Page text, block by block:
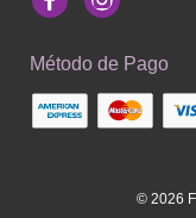
FacebookInstagram
Método de Pago
© 2026